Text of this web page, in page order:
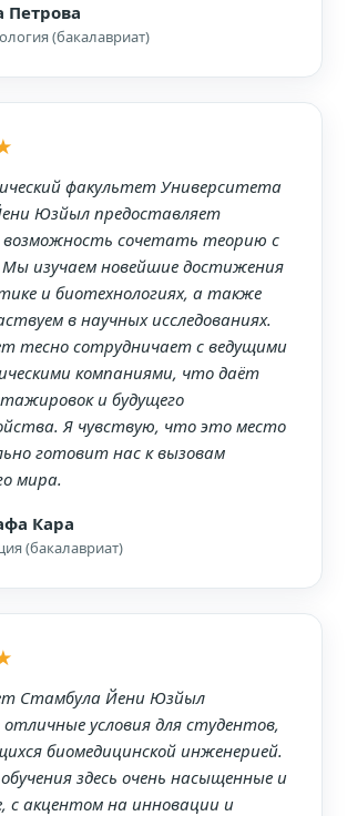
Петрова
(бакалавриат)
факультет Университета
Юзйыл предоставляет
возможность сочетать теорию с
изучаем новейшие достижения
и биотехнологиях, а также
в научных исследованиях.
тесно сотрудничает с ведущими
компаниями, что даёт
и будущего
Я чувствую, что это место
готовит нас к вызовам
мира.
Кара
(бакалавриат)
Стамбула Йени Юзйыл
условия для студентов,
биомедицинской инженерией.
здесь очень насыщенные и
с акцентом на инновации и